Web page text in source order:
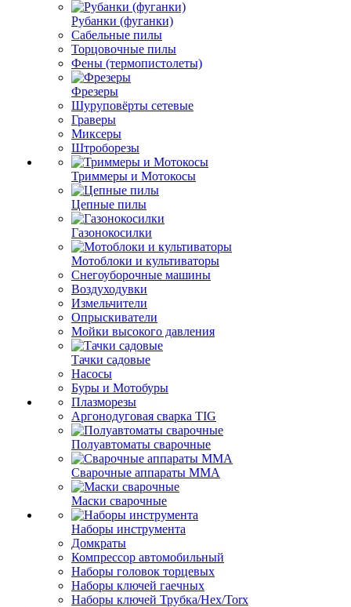
Рубанки (фуганки)
Сабельные пилы
Торцовочные пилы
Фены (термопистолеты)
Фрезеры
Шуруповёрты сетевые
Граверы
Миксеры
Штроборезы
Триммеры и Мотокосы
Цепные пилы
Газонокосилки
Мотоблоки и культиваторы
Снегоуборочные машины
Воздуходувки
Измельчители
Опрыскиватели
Мойки высокого давления
Тачки садовые
Насосы
Буры и Мотобуры
Плазморезы
Аргонодуговая сварка TIG
Полуавтоматы сварочные
Сварочные аппараты ММА
Маски сварочные
Наборы инструмента
Домкраты
Компрессор автомобильный
Наборы головок торцевых
Наборы ключей гаечных
Наборы ключей Трубка/Hex/Torx